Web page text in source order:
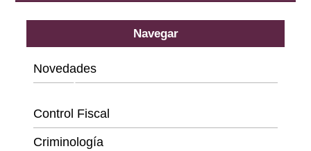
Navegar
Novedades
Control Fiscal
Criminología